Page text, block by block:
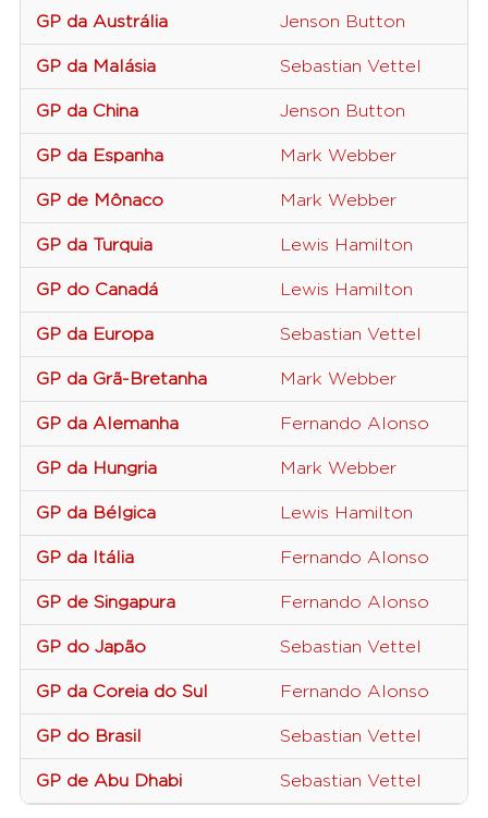
GP da Austrália Jenson Button
GP da Malásia Sebastian Vettel
GP da China Jenson Button
GP da Espanha Mark Webber
GP de Mônaco Mark Webber
GP da Turquia Lewis Hamilton
GP do Canadá Lewis Hamilton
GP da Europa Sebastian Vettel
GP da Grã-Bretanha Mark Webber
GP da Alemanha Fernando Alonso
GP da Hungria Mark Webber
GP da Bélgica Lewis Hamilton
GP da Itália Fernando Alonso
GP de Singapura Fernando Alonso
GP do Japão Sebastian Vettel
GP da Coreia do Sul Fernando Alonso
GP do Brasil Sebastian Vettel
GP de Abu Dhabi Sebastian Vettel